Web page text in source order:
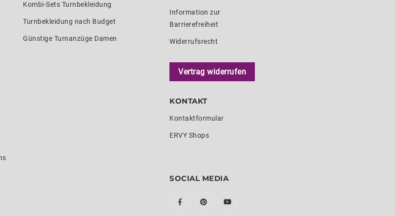
Kombi-Sets Turnbekleidung
Turnbekleidung nach Budget
Günstige Turnanzüge Damen
Information zur
Barrierefreiheit
Widerrufsrecht
Vertrag widerrufen
KONTAKT
Kontaktformular
ERVY Shops
SOCIAL MEDIA